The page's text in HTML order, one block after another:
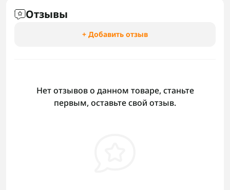
Отзывы
+ Добавить отзыв
Нет отзывов о данном товаре, станьте
первым, оставьте свой отзыв.